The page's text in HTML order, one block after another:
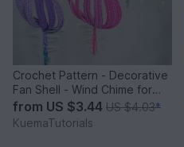
Crochet Pattern - Decorative
Fan Shell - Wind Chime for
Balcony & Garden
from US $3.44 US $4.03*
KuemaTutorials